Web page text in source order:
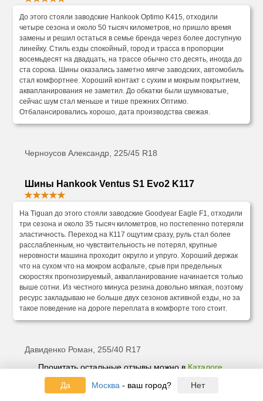
Да Москва - ваш город? Нет
До этого стояли заводские Hankook Optimo K415, отходили
четыре сезона и около 50 тысяч километров, но пришло время
замены и решил остаться в семье бренда через более доступную
линейку. Стиль езды спокойный, город и трасса в пропорции
восемьдесят на двадцать, на трассе обычно сто десять, иногда до
ста сорока. Шины оказались заметно мягче заводских, автомобиль
стал комфортнее. Хороший контакт с сухим и мокрым покрытием,
аквапланирования не заметил. До обкатки были шумноватые,
сейчас шум стал меньше и тише прежних Оптимо.
Отбалансировались хорошо, дата производства свежая.
Черноусов Александр, 225/45 R18
Шины Hankook Ventus S1 Evo2 K117
На Tiguan до этого стояли заводские Goodyear Eagle F1, отходили
три сезона и около 35 тысяч километров, но постепенно потеряли
эластичность. Переход на К117 ощутим сразу, руль стал более
расслабленным, но чувствительность не потерял, крупные
неровности машина проходит округло и упруго. Хороший держак
что на сухом что на мокром асфальте, срыв при предельных
скоростях прогнозируемый, аквапланирование начинается только
выше сотни. Из честного минуса резина довольно мягкая, поэтому
ресурс закладываю не больше двух сезонов активной езды, но за
такое поведение на дороге переплата в комфорте того стоит.
Давиденко Роман, 255/40 R17
Прочитать остальные отзывы можно вКаталоге.